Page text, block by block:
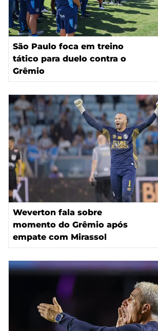
São Paulo foca em treino
tático para duelo contra o
Grêmio
Weverton fala sobre
momento do Grêmio após
empate com Mirassol